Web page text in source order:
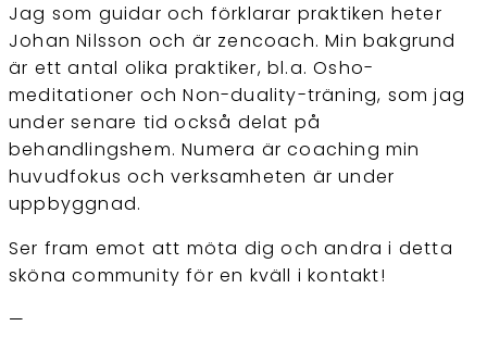
Jag som guidar och förklarar praktiken heter
Johan Nilsson och är zencoach. Min bakgrund
är ett antal olika praktiker, bl.a. Osho-
meditationer och Non-duality-träning, som jag
under senare tid också delat på
behandlingshem. Numera är coaching min
huvudfokus och verksamheten är under
uppbyggnad.
Ser fram emot att möta dig och andra i detta
sköna community för en kväll i kontakt!
—